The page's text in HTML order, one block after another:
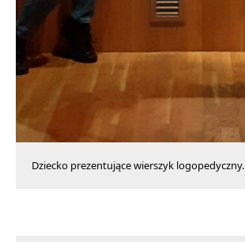
Dziecko prezentujące wierszyk logopedyczny.